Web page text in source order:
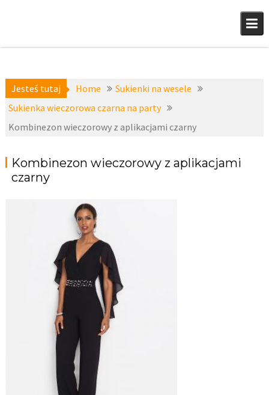
Jesteś tutaj Home
Sukienki na wesele
Sukienka wieczorowa czarna na party
Kombinezon wieczorowy z aplikacjami czarny
Kombinezon wieczorowy z aplikacjami
czarny